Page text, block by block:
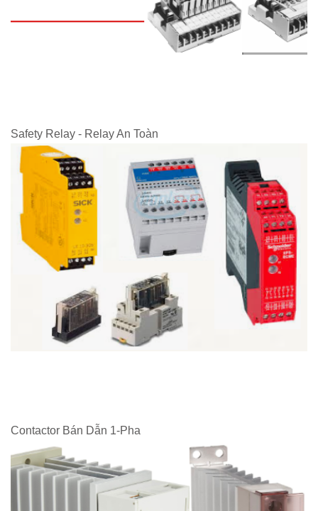
Safety Relay - Relay An Toàn
Contactor Bán Dẫn 1-Pha